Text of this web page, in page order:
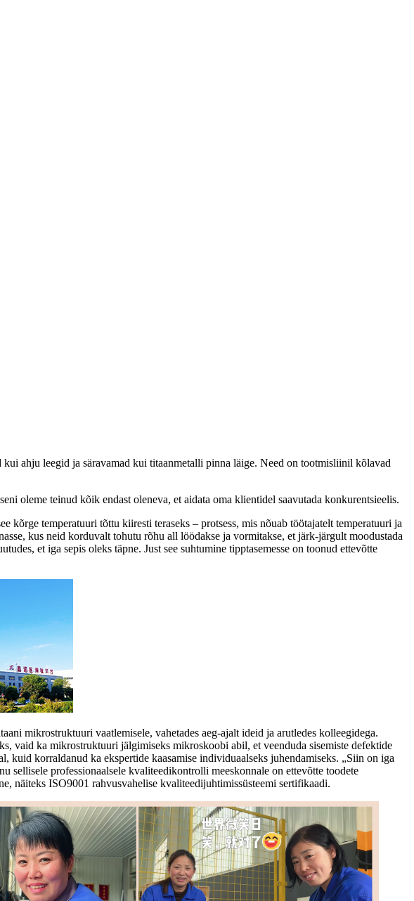
ahju leegid ja säravamad kui titaanmetalli pinna läige. Need on tootmisliinil kõlavad
oleme teinud kõik endast oleneva, et aidata oma klientidel saavutada konkurentsieelis.
kõrge temperatuuri tõttu kiiresti teraseks – protsess, mis nõuab töötajatelt temperatuuri ja
kus neid korduvalt tohutu rõhu all löödakse ja vormitakse, et järk-järgult moodustada
et iga sepis oleks täpne. Just see suhtumine tipptasemesse on toonud ettevõtte
mikrostruktuuri vaatlemisele, vahetades aeg-ajalt ideid ja arutledes kolleegidega.
vaid ka mikrostruktuuri jälgimiseks mikroskoobi abil, et veenduda sisemiste defektide
kuid korraldanud ka ekspertide kaasamise individuaalseks juhendamiseks. „Siin on iga
sellisele professionaalsele kvaliteedikontrolli meeskonnale on ettevõtte toodete
näiteks ISO9001 rahvusvahelise kvaliteedijuhtimissüsteemi sertifikaadi.